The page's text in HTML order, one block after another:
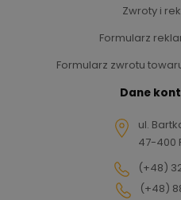
Zwroty i
Formularz
Formularz zwrotu
Dane
ul.
47-400
(+48)
(+48)